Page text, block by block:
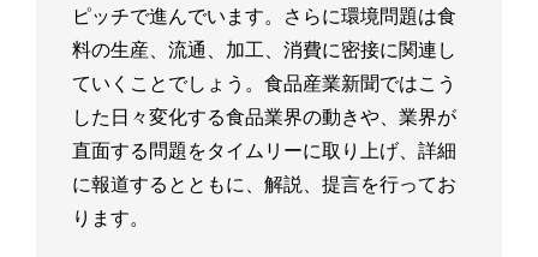
ピッチで進んでいます。さらに環境問題は食
料の生産、流通、加工、消費に密接に関連し
ていくことでしょう。食品産業新聞ではこう
した日々変化する食品業界の動きや、業界が
直面する問題をタイムリーに取り上げ、詳細
に報道するとともに、解説、提言を行ってお
ります。